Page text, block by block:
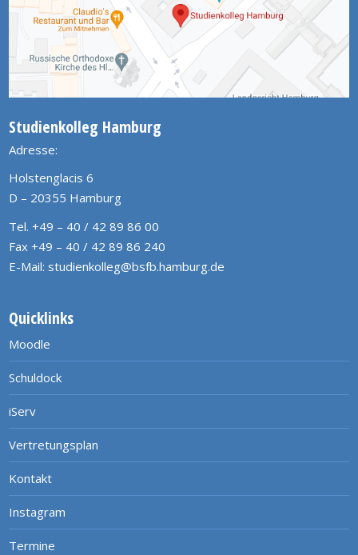
Studienkolleg Hamburg
Adresse:
Holstenglacis 6
D – 20355 Hamburg
Tel. +49 – 40 / 42 89 86 00
Fax +49 – 40 / 42 89 86 240
E-Mail: studienkolleg@bsfb.hamburg.de
Quicklinks
Moodle
Schuldock
iServ
Vertretungsplan
Kontakt
Instagram
Termine